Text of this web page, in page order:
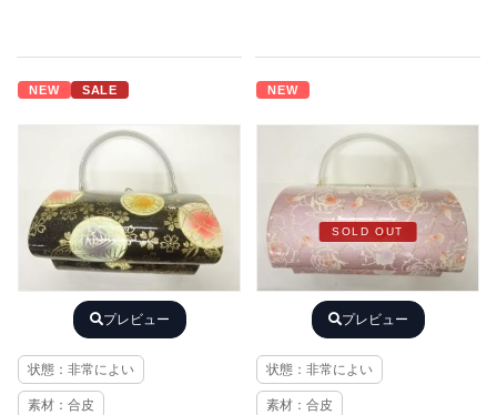
NEW SALE
プレビュー
状態：非常によい
素材：合皮
NEW
SOLD OUT
プレビュー
状態：非常によい
素材：合皮